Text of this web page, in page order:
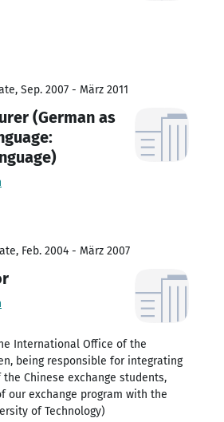
Sep. 2007 - März 2011
(German as
Feb. 2004 - März 2007
International Office of the
being responsible for integrating
Chinese exchange students,
our exchange program with the
of Technology)